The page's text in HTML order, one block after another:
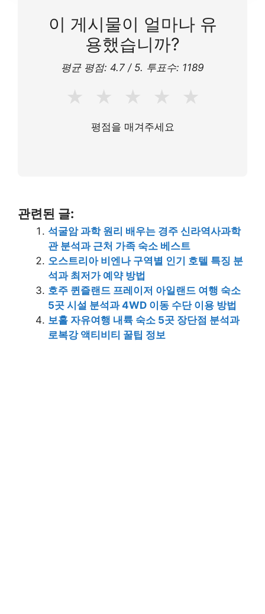
이 게시물이 얼마나 유
용했습니까?
평균 평점: 4.7 / 5. 투표수: 1189
★ ★ ★ ★ ★
평점을 매겨주세요
관련된 글:
석굴암 과학 원리 배우는 경주 신라역사과학
관 분석과 근처 가족 숙소 베스트
오스트리아 비엔나 구역별 인기 호텔 특징 분
석과 최저가 예약 방법
호주 퀸즐랜드 프레이저 아일랜드 여행 숙소
5곳 시설 분석과 4WD 이동 수단 이용 방법
보홀 자유여행 내륙 숙소 5곳 장단점 분석과
로복강 액티비티 꿀팁 정보